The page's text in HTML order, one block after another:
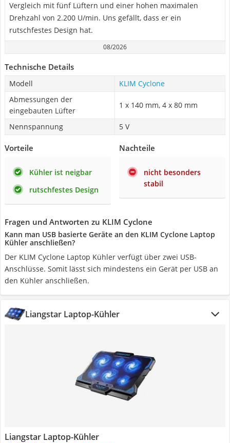
Vergleich mit fünf Lüftern und einer hohen maximalen
Drehzahl von 2.200 U/min. Uns gefällt, dass er ein
rutschfestes Design hat.
08/2026
Technische Details
Modell
KLIM Cyclone
Abmessungen der
eingebauten Lüfter
1 x 140 mm, 4 x 80 mm
Nennspannung 5 V
Vorteile
Kühler ist neigbar
rutschfestes Design
Nachteile
nicht besonders
stabil
Fragen und Antworten zu KLIM Cyclone
Kann man USB basierte Geräte an den KLIM Cyclone Laptop
Kühler anschließen?
Der KLIM Cyclone Laptop Kühler verfügt über zwei USB-
Anschlüsse. Somit lässt sich mindestens ein Gerät per USB an
den Kühler anschließen.
Liangstar Laptop-Kühler
Liangstar Laptop-Kühler